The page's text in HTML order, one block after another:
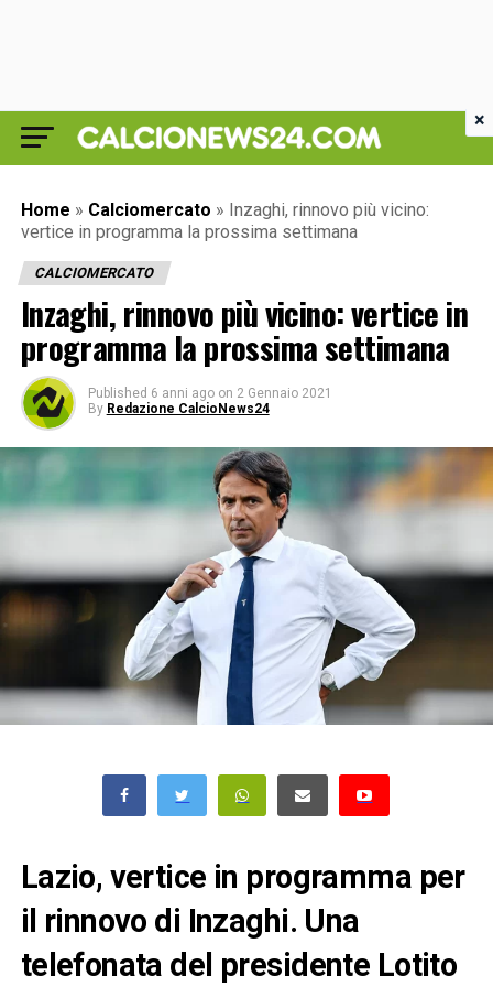
Home » Calciomercato » Inzaghi, rinnovo più vicino:
vertice in programma la prossima settimana
CALCIOMERCATO
Inzaghi, rinnovo più vicino: vertice in
programma la prossima settimana
Published 6 anni ago on 2 Gennaio 2021
By Redazione CalcioNews24
Lazio, vertice in programma per
il rinnovo di Inzaghi. Una
telefonata del presidente Lotito
×